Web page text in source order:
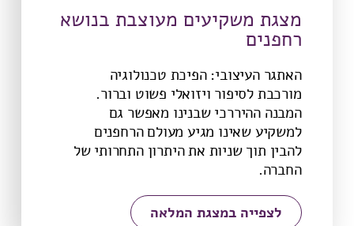
מצגת משקיעים מעוצבת בנושא
רחפנים
האתגר העיצובי: הפיכת טכנולוגיה
מורכבת לסיפור ויזואלי פשוט וברור.
המבנה ההיררכי שבנינו מאפשר גם
למשקיע שאינו מגיע מעולם הרחפנים
להבין תוך שניות את היתרון התחרותי של
החברה.
לצפייה במצגת המלאה